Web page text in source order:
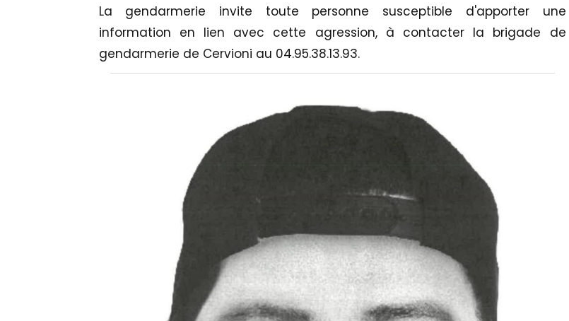
La gendarmerie invite toute personne susceptible d'apporter une
information en lien avec cette agression, à contacter la brigade de
gendarmerie de Cervioni au 04.95.38.13.93.